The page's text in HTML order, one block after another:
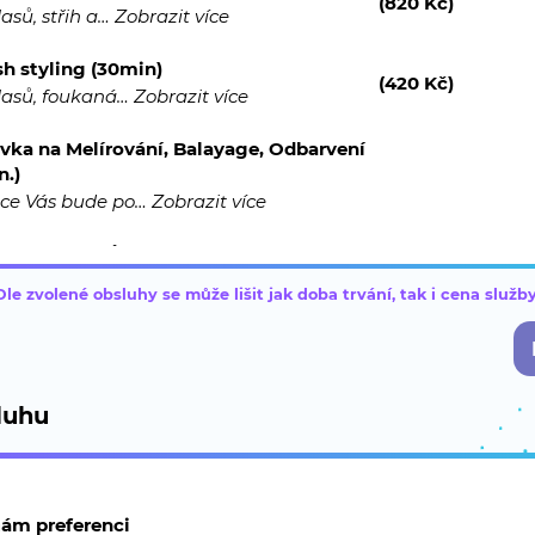
střih a… Zobrazit více
styling (30min)
(420 Kč)
foukaná… Zobrazit více
na Melírování, Balayage, Odbarvení
Vás bude po… Zobrazit více
vlasů (konzultace) (15 min.)
vlasů/Trvalá (konzultace)
kudrnatých vlasů
kúra pro…
zvolené obsluhy se může lišit jak doba trvání, tak i cena
preferenci